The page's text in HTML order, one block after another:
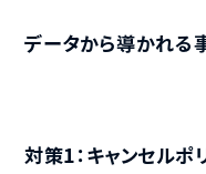
データから導かれる
対策1：キャンセルポ